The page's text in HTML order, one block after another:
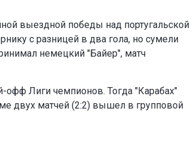
выездной победы над португальской
с разницей в два гола, но сумели
немецкий "Байер", матч
офф Лиги чемпионов. Тогда "Карабах"
двух матчей (2:2) вышел в групповой